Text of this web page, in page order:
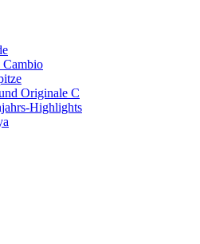
Cambio
Originale C
Highlights